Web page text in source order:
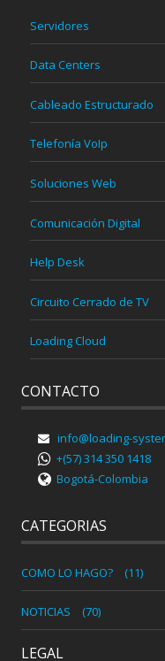
Servidores
Data Centers
Cableado Estructurado
Telefonía VoIp
Soluciones Web
Comunicación Digital
Help Desk
Circuito Cerrado de TV
Loading Cloud
CONTACTO
info@loading-
+(57) 314 350 1418
Bogotá-Colombia
CATEGORIAS
COMO LO HAGO? (11)
NOTICIAS (70)
LEGAL